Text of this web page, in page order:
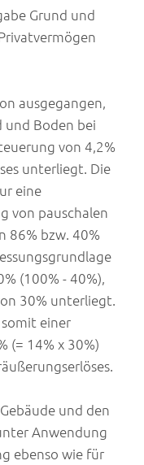
Grund und
ausgegangen,
und Boden bei
von 4,2%
unterliegt. Die
eine
von pauschalen
86% bzw. 40%
(100% - 40%),
30% unterliegt.
einer
(= 14% x 30%)
und den
Anwendung
ebenso wie für